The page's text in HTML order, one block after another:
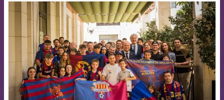
FCB Barcelona badge